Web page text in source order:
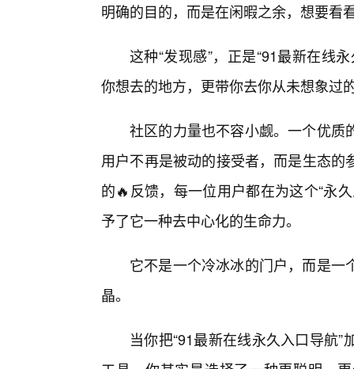
明确的目的，而是在闲暇之余，想要看
这种“发现感”，正是“91最新在
你想去的地方，更带你去你从未想象过
社区的力量也不容小觑。一个优质
用户不再是被动的接受者，而是生态
的🔥反馈，每一位用户都在为这个“永
予了它一种去中心化的生命力。
它不是一个冷冰冰的门户，而是
晶。
当你把“91最新在线永久入口导航